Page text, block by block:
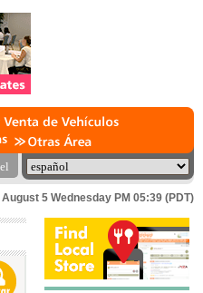
5 Wednesday PM 05:39 (PDT)